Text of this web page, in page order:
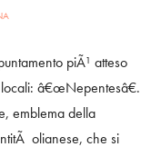
piÃ¹ atteso
â€œNepentesâ€.
emblema della
olianese, che si